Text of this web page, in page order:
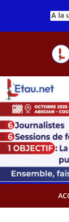
contenu
A la